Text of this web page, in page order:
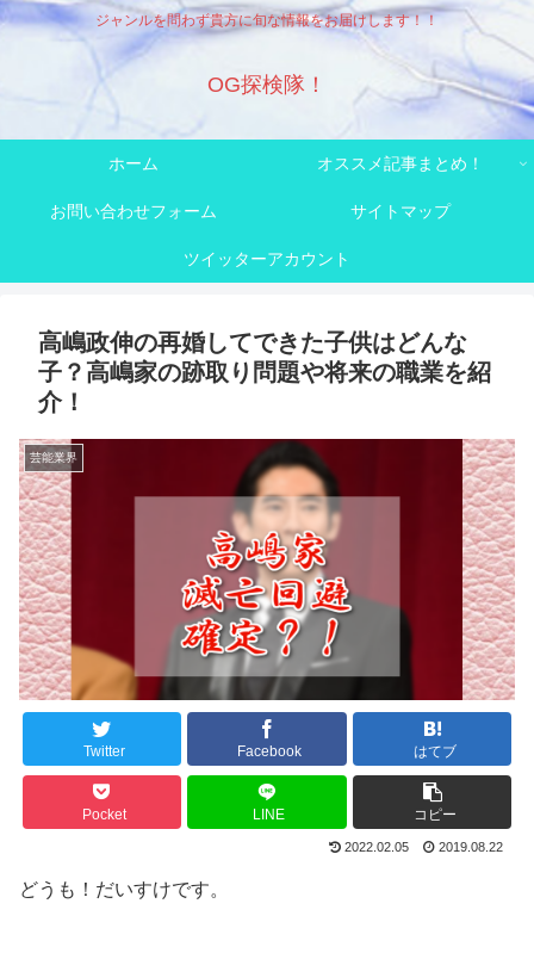
ジャンルを問わず貴方に旬な情報をお届けします！！
OG探検隊！
ホーム オススメ記事まとめ！
お問い合わせフォーム サイトマップ
ツイッターアカウント
高嶋政伸の再婚してできた子供はどんな
子？高嶋家の跡取り問題や将来の職業を紹
介！
芸能業界
Twitter Facebook はてブ
Pocket LINE コピー
2022.02.05 2019.08.22
どうも！だいすけです。